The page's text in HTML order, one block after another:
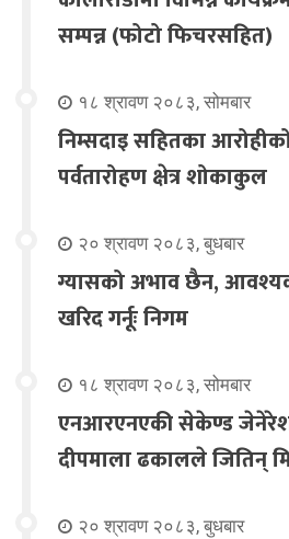
सम्पन्न (फोटो फिचरसहित)
१८ श्रावण २०८३, सोमबार
निम्सदाइ सहितका
पर्वतारोहण क्षेत्र शोकाकुल
२० श्रावण २०८३, बुधबार
ग्यासको अभाव छैन,
खरिद गर्नूः निगम
१८ श्रावण २०८३, सोमबार
एनआरएनएकी सेकेण्ड
दीपमाला ढकालले जितिन्
२० श्रावण २०८३, बुधबार